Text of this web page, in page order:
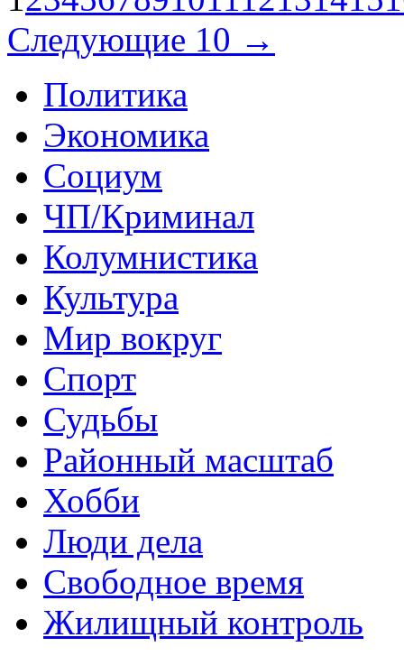
Следующие 10 →
Политика
Экономика
Социум
ЧП/Криминал
Колумнистика
Культура
Мир вокруг
Спорт
Судьбы
Районный масштаб
Хобби
Люди дела
Свободное время
Жилищный контроль